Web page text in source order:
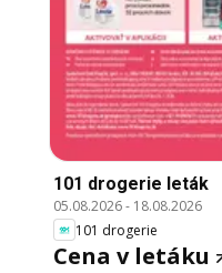
101 drogerie leták
05.08.2026- 18.08.2026
101 drogerie
Cena v letáku